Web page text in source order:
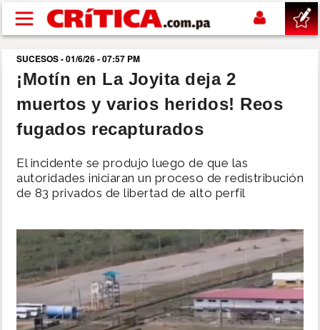
Pasar al contenido principal
buscar
SUCESOS
POLÍTICA
DEPORTES
MUNDO
SUCESOS - 01/6/26 - 07:57 PM
¡Motín en La Joyita deja 2
muertos y varios heridos! Reos
fugados recapturados
El incidente se produjo luego de que las
autoridades iniciaran un proceso de redistribución
de 83 privados de libertad de alto perfil